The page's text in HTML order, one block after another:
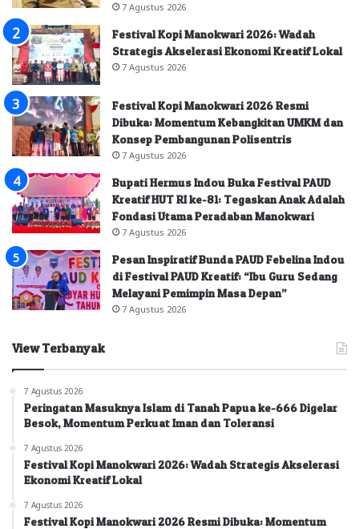
7 Agustus 2026
Festival Kopi Manokwari 2026: Wadah
Strategis Akselerasi Ekonomi Kreatif Lokal
7 Agustus 2026
Festival Kopi Manokwari 2026 Resmi
Dibuka: Momentum Kebangkitan UMKM dan
Konsep Pembangunan Polisentris
7 Agustus 2026
Bupati Hermus Indou Buka Festival PAUD
Kreatif HUT RI ke-81: Tegaskan Anak Adalah
Fondasi Utama Peradaban Manokwari
7 Agustus 2026
Pesan Inspiratif Bunda PAUD Febelina Indou
di Festival PAUD Kreatif: “Ibu Guru Sedang
Melayani Pemimpin Masa Depan”
7 Agustus 2026
View Terbanyak
7 Agustus 2026
Peringatan Masuknya Islam di Tanah Papua ke-666 Digelar
Besok, Momentum Perkuat Iman dan Toleransi
7 Agustus 2026
Festival Kopi Manokwari 2026: Wadah Strategis Akselerasi
Ekonomi Kreatif Lokal
7 Agustus 2026
Festival Kopi Manokwari 2026 Resmi Dibuka: Momentum